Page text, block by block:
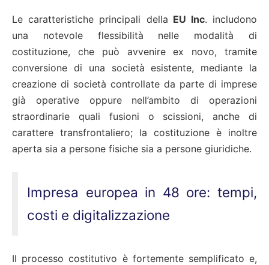
Le caratteristiche principali della EU Inc. includono
una notevole flessibilità nelle modalità di
costituzione, che può avvenire ex novo, tramite
conversione di una società esistente, mediante la
creazione di società controllate da parte di imprese
già operative oppure nell’ambito di operazioni
straordinarie quali fusioni o scissioni, anche di
carattere transfrontaliero; la costituzione è inoltre
aperta sia a persone fisiche sia a persone giuridiche.
Impresa europea in 48 ore: tempi,
costi e digitalizzazione
Il processo costitutivo è fortemente semplificato e,